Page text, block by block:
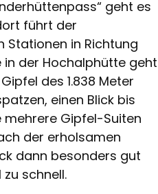
geht es
führt der
Stationen in Richtung
in der Hochalphütte geht
des 1.838 Meter
einen Blick bis
Gipfel-Suiten
der erholsamen
dann besonders gut
schnell.